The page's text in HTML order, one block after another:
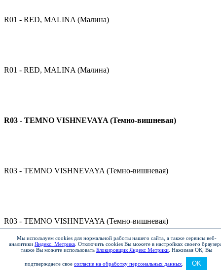
R01 - RED, MALINA (Малина)
R01 - RED, MALINA (Малина)
R03 - TEMNO VISHNEVAYA (Темно-вишневая)
R03 - TEMNO VISHNEVAYA (Темно-вишневая)
R03 - TEMNO VISHNEVAYA (Темно-вишневая)
Мы используем cookies для нормальной работы нашего сайта, а также сервисы веб-
аналитики Яндекс. Метрика Отключить cookies Вы можете в настройках своего
также Вы можете использовать Блокировщик Яндекс Метрики Нажимая ОК, Вы
подтверждаете свое согласие на обработку персональных данных OK